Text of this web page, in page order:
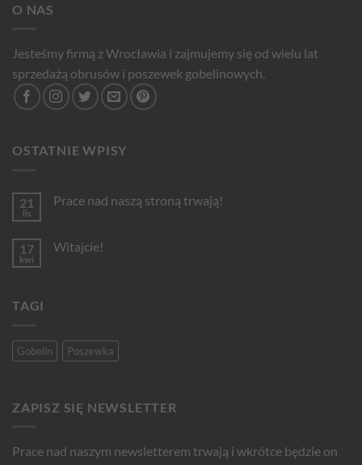
O NAS
Jesteśmy firmą z Wrocławia i zajmujemy się od wielu lat
sprzedażą obrusów i poszewek gobelinowych.
OSTATNIE WPISY
21
lis
Prace nad naszą stroną trwają!
Prace
17
kwi
Witajcie!
TAGI
Gobelin Poszewka
ZAPISZ SIĘ NEWSLETTER
Prace nad naszym newsletterem trwają i wkrótce będzie on